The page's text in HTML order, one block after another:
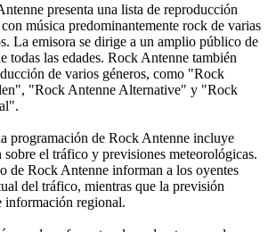
presenta una lista de reproducción
música predominantemente rock de varias
La emisora se dirige a un amplio público de
todas las edades. Rock Antenne también
de varios géneros, como "Rock
"Rock Antenne Alternative" y "Rock
programación de Rock Antenne incluye
el tráfico y previsiones meteorológicas.
de Rock Antenne informan a los oyentes
del tráfico, mientras que la previsión
información regional.